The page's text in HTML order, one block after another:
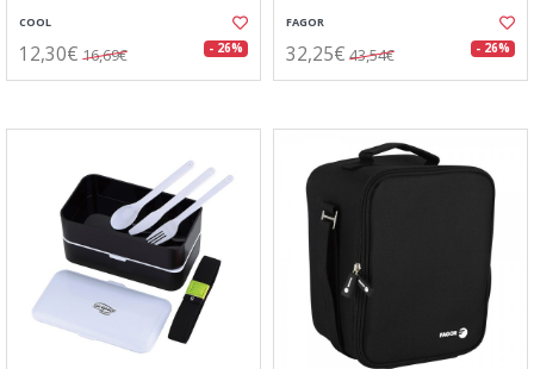
COOL
12,30€ 16,69€ - 26%
FAGOR
32,25€ 43,54€ - 26%